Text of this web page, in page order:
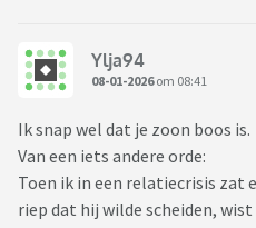
Ik weet eigenlijk niet wat ik wil
me echt eenzaam. Ik eet te
sindsdien erg slecht.
Dus de schaamte is enorm. Ik
om ons heen toch veel
echte zelfmoordpogingen.
Ylja94
08-01-2026om 08:41
Ik snap wel dat je zoon boos is.
Van een iets andere orde:
Toen ik in een relatiecrisis zat
riep dat hij wilde scheiden,